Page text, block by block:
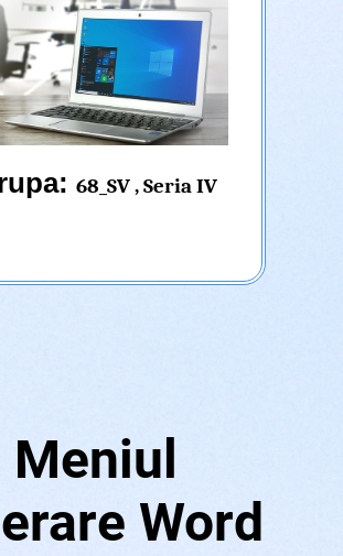
68_SV , Seria IV
Meniul
Word